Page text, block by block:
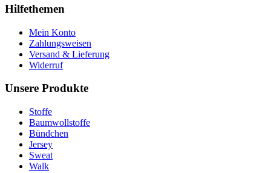
Hilfethemen
Mein Konto
Zahlungsweisen
Versand & Lieferung
Widerruf
Unsere Produkte
Stoffe
Baumwollstoffe
Bündchen
Jersey
Sweat
Walk